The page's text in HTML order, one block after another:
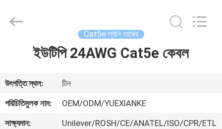
পণ্য
ভিডিও
Industry
Cat5e ল্যান তারের
ইউটিপি 24AWG Cat5e কেবল
উৎপত্তি স্থল:
চীন
পরিচিতিমুলক নাম:
OEM/ODM/YUEXIANKE
সাক্ষ্যদান:
Unilever/ROSH/CE/ANATEL/ISO/CPR/ETL